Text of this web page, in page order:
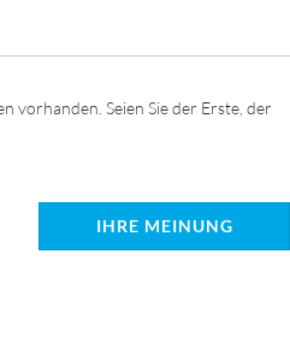
vorhanden. Seien Sie der Erste, der
IHRE MEINUNG